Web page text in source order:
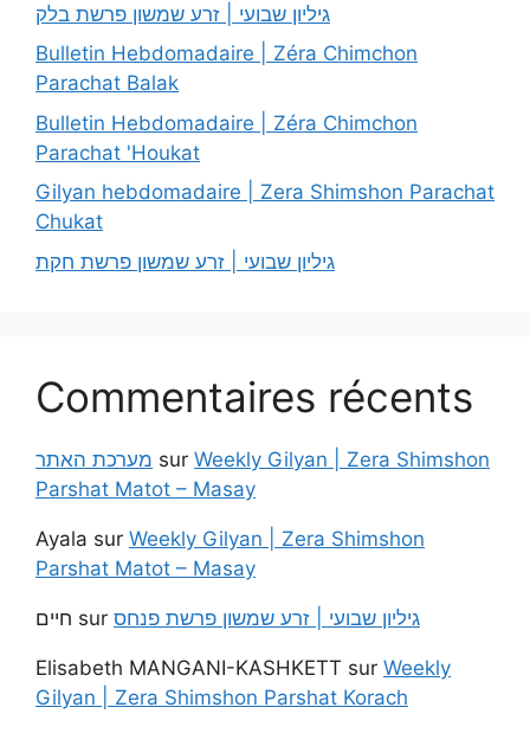
גיליון שבועי | זרע שמשון פרשת בלק
Bulletin Hebdomadaire | Zéra Chimchon
Parachat Balak
Bulletin Hebdomadaire | Zéra Chimchon
Parachat 'Houkat
Gilyan hebdomadaire | Zera Shimshon Parachat
Chukat
גיליון שבועי | זרע שמשון פרשת חקת
Commentaires récents
מערכת האתר sur Weekly Gilyan | Zera Shimshon
Parshat Matot – Masay
Ayala sur Weekly Gilyan | Zera Shimshon
Parshat Matot – Masay
חיים sur גיליון שבועי | זרע שמשון פרשת פנחס
Elisabeth MANGANI-KASHKETT sur Weekly
Gilyan | Zera Shimshon Parshat Korach